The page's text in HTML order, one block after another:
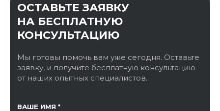
ОСТАВЬТЕ ЗАЯВКУ
НА БЕСПЛАТНУЮ
КОНСУЛЬТАЦИЮ
Мы готовы помочь вам уже сегодня. Оставьте
заявку, и получите бесплатную консультацию
от наших опытных специалистов.
ВАШЕ ИМЯ
ССЫЛКА НА СТРАНИЦУ